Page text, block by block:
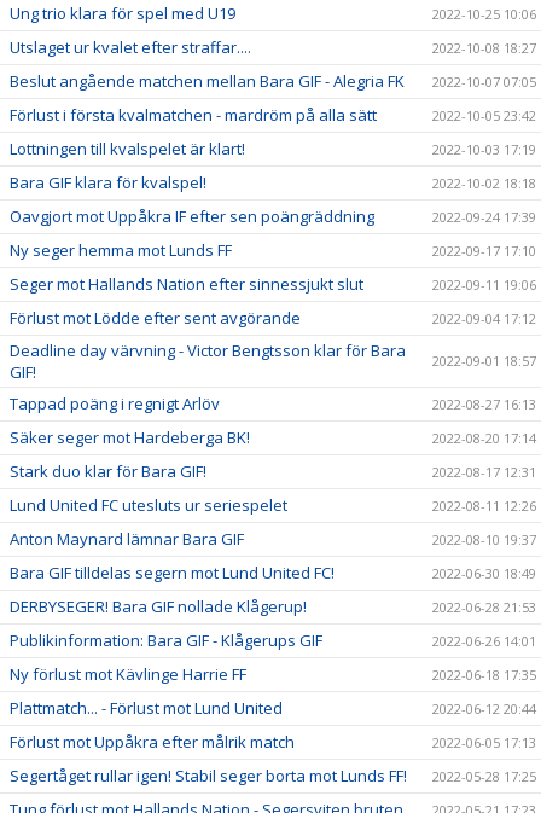
Ung trio klara för spel med U19 2022-10-25 10:06
Utslaget ur kvalet efter straffar.... 2022-10-08 18:27
Beslut angående matchen mellan Bara GIF - Alegria FK 2022-10-07 07:05
Förlust i första kvalmatchen - mardröm på alla sätt 2022-10-05 23:42
Lottningen till kvalspelet är klart! 2022-10-03 17:19
Bara GIF klara för kvalspel! 2022-10-02 18:18
Oavgjort mot Uppåkra IF efter sen poängräddning 2022-09-24 17:39
Ny seger hemma mot Lunds FF 2022-09-17 17:10
Seger mot Hallands Nation efter sinnessjukt slut 2022-09-11 19:06
Förlust mot Lödde efter sent avgörande 2022-09-04 17:12
Deadline day värvning - Victor Bengtsson klar för Bara
GIF!
2022-09-01 18:57
Tappad poäng i regnigt Arlöv 2022-08-27 16:13
Säker seger mot Hardeberga BK! 2022-08-20 17:14
Stark duo klar för Bara GIF! 2022-08-17 12:31
Lund United FC utesluts ur seriespelet 2022-08-11 12:26
Anton Maynard lämnar Bara GIF 2022-08-10 19:37
Bara GIF tilldelas segern mot Lund United FC! 2022-06-30 18:49
DERBYSEGER! Bara GIF nollade Klågerup! 2022-06-28 21:53
Publikinformation: Bara GIF - Klågerups GIF 2022-06-26 14:01
Ny förlust mot Kävlinge Harrie FF 2022-06-18 17:35
Plattmatch... - Förlust mot Lund United 2022-06-12 20:44
Förlust mot Uppåkra efter målrik match 2022-06-05 17:13
Segertåget rullar igen! Stabil seger borta mot Lunds FF! 2022-05-28 17:25